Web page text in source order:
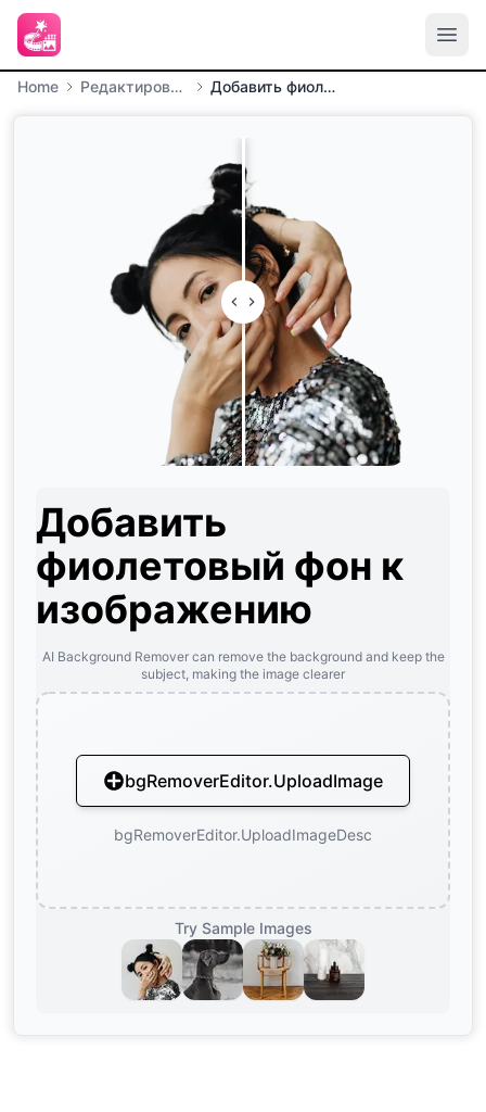
Home Редактирование изображений Добавить фиолетовый фон к изображению
Добавить
фиолетовый фон к
изображению
AI Background Remover can remove the background and keep the
subject, making the image clearer
bgRemoverEditor.UploadImage
bgRemoverEditor.UploadImageDesc
Try Sample Images